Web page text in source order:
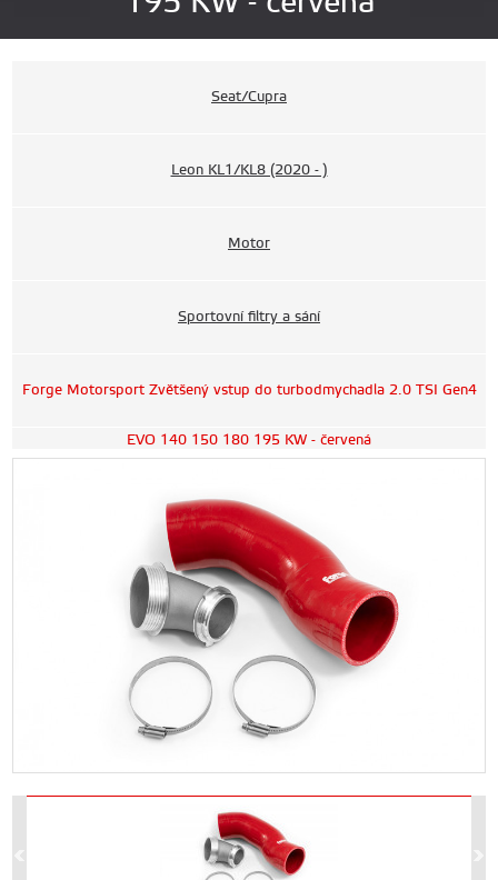
Seat/Cupra
Leon KL1/KL8 (2020 - )
Motor
Sportovní filtry a sání
Forge Motorsport Zvětšený vstup do turbodmychadla 2.0 TSI Gen4
EVO 140 150 180 195 KW - červená